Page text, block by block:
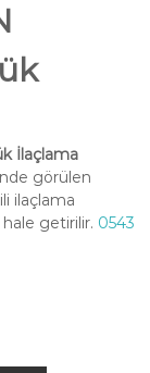
İlaçlama
görülen
ilaçlama
getirilir. 0543